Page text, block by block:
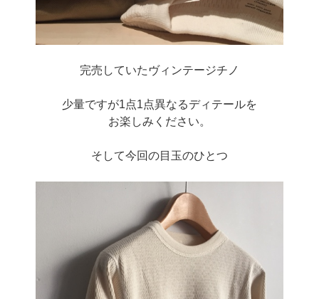
完売していたヴィンテージチノ
少量ですが1点1点異なるディテールを
お楽しみください。
そして今回の目玉のひとつ